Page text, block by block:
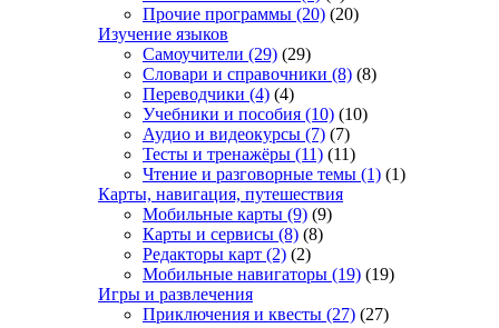
Прочие программы (20) (20)
Изучение языков
Самоучители (29) (29)
Словари и справочники (8) (8)
Переводчики (4) (4)
Учебники и пособия (10) (10)
Аудио и видеокурсы (7) (7)
Тесты и тренажёры (11) (11)
Чтение и разговорные темы (1) (1)
Карты, навигация, путешествия
Мобильные карты (9) (9)
Карты и сервисы (8) (8)
Редакторы карт (2) (2)
Мобильные навигаторы (19) (19)
Игры и развлечения
Приключения и квесты (27) (27)